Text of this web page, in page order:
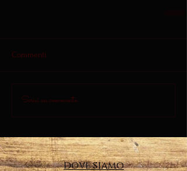
Commenti
Scrivi un commento...
dove siamo